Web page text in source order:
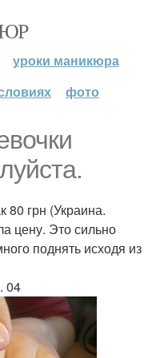
уроки маникюра
фото
80 грн (Украина.
цену. Это сильно
поднять исходя из
04